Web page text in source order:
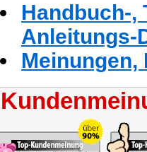
Handbuch-,
Anleitungs-